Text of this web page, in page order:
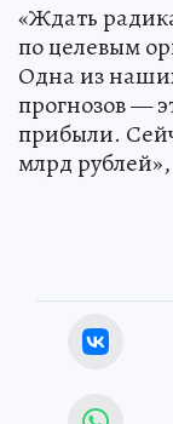
«Ждать
по целевым
Одна из
прогнозов —
прибыли.
млрд